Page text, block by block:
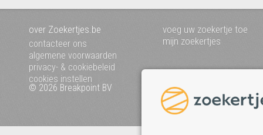
over Zoekertjes.be
contacteer ons
algemene voorwaarden
privacy- & cookiebeleid
cookies instellen
voeg uw zoekertje toe
mijn zoekertjes
© 2026 Breakpoint BV
Bezoek ook eens onze
websites :
www.startpagina.be